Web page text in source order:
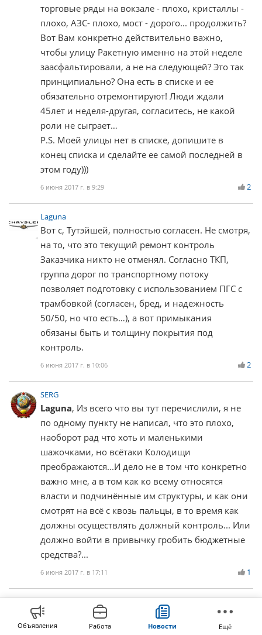
торговые ряды на вокзале - плохо, кристаллы -
плохо, АЗС- плохо, мост - дорого... продолжить?
Вот Вам конкретно действительно важно,
чтобы улицу Ракетную именно на этой неделе
заасфальтировали, а не на следующей? Это так
принципиально? Она есть в списке и ее
обязательно отремонтируют! Люди ждали
45лет и неделя-другая, согласитесь, не какой
роли не сыграет…
P.S. Моей улицы нет в списке, допишите в
конец списка и сделайте ее самой последней в
этом году)))
6 июня 2017 г. в 9:29 2
Laguna
Вот с, Тутэйшей, полностью согласен. Не смотря,
на то, что это текущий ремонт контроль
Заказчика никто не отменял. Согласно ТКП,
группа дорог по транспортному потоку
позволяет подготовку с использованием ПГС с
трамбовкой (согласен, бред, и надежность
50/50, но что есть…), а вот примыкания
обязаны быть и толщину покрытия под
контроль.
6 июня 2017 г. в 10:06 2
SERG
Laguna, Из всего что вы тут перечислили, я не
по одному пункту не написал, что это плохо,
наоборот рад что хоть и маленькими
шажочками, но всётаки Колодищи
преображаются...И дело не в том что конкретно
важно мне, а в том как ко всему относятся
власти и подчинённые им структуры, и как они
смотрят на всё с квозь пальцы, в то время как
должны осуществлять должный контроль... Или
должно войти в привычку гробить бюджетные
средства?...
6 июня 2017 г. в 17:11 1
SERG
План проведения работ подписан и утверждён
Шапиро, а раз его перевели на другую
Объявления Работа Новости Ещё